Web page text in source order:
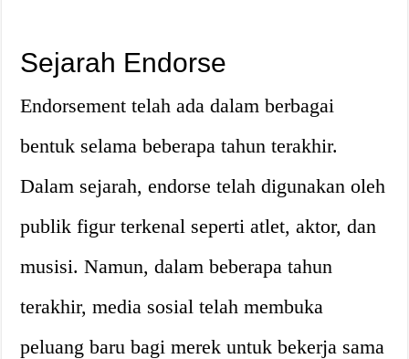
Sejarah Endorse
Endorsement telah ada dalam berbagai
bentuk selama beberapa tahun terakhir.
Dalam sejarah, endorse telah digunakan oleh
publik figur terkenal seperti atlet, aktor, dan
musisi. Namun, dalam beberapa tahun
terakhir, media sosial telah membuka
peluang baru bagi merek untuk bekerja sama